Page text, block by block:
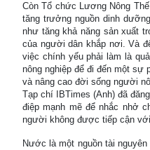
Còn Tổ chức Lương Nông
tăng trưởng nguồn dinh
như tăng khả năng sản xuất
của người dân khắp nơi. Và
việc chính yếu phải làm là
nông nghiệp để đi đến một sự
và nâng cao đời sống người
Tạp chí IBTimes (Anh) đã
điệp mạnh mẽ để nhắc nhở
người không được tiếp cận
Nước là một nguồn tài